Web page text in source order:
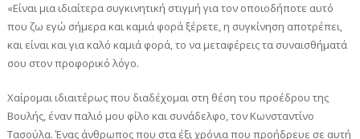
«Είναι μια ιδιαίτερα συγκινητική στιγμή για τον οποιοδήποτε αυτό
που ζω εγώ σήμερα και καμιά φορά ξέρετε, η συγκίνηση αποτρέπει,
και είναι και για καλό καμιά φορά, το να μεταφέρεις τα συναισθήματά
σου στον προφορικό λόγο.
Χαίρομαι ιδιαιτέρως που διαδέχομαι στη θέση του προέδρου της
Βουλής, έναν παλιό μου φίλο και συνάδελφο, τον Κωνσταντίνο
Τασούλα. Ένας άνθρωπος που στα έξι χρόνια που προήδρευε σε αυτή